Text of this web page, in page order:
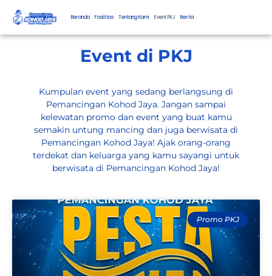
Beranda Fasilitas Tentang Kami Event PKJ Berita
Event di PKJ
Kumpulan event yang sedang berlangsung di
Pemancingan Kohod Jaya. Jangan sampai
kelewatan promo dan event yang buat kamu
semakin untung mancing dan juga berwisata di
Pemancingan Kohod Jaya! Ajak orang-orang
terdekat dan keluarga yang kamu sayangi untuk
berwisata di Pemancingan Kohod Jaya!
Promo PKJ